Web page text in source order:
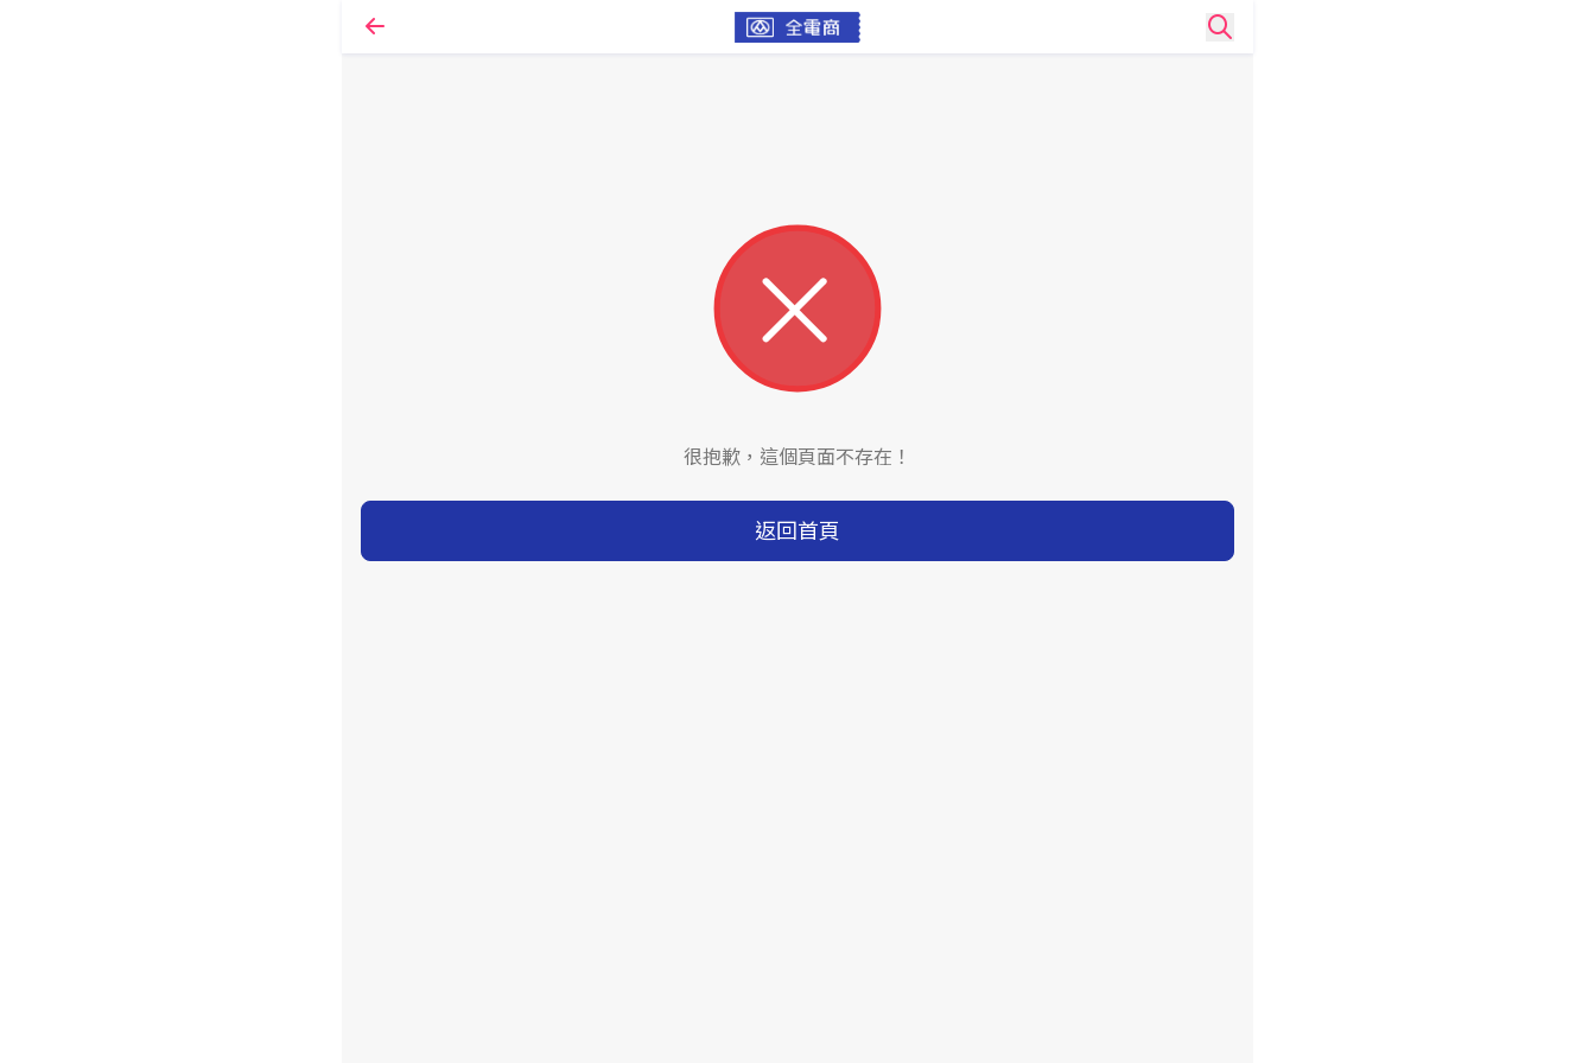
很抱歉，這個頁面不存在！
返回首頁